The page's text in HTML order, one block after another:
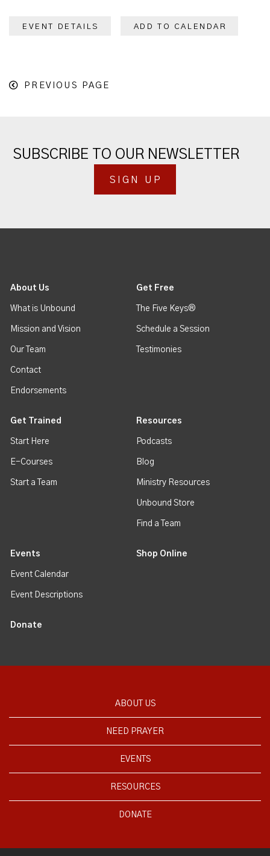
EVENT DETAILS ADD TO CALENDAR
PREVIOUS PAGE
SUBSCRIBE TO OUR NEWSLETTER
SIGN UP
About Us
What is Unbound
Mission and Vision
Our Team
Contact
Endorsements
Get Free
The Five Keys®
Schedule a Session
Testimonies
Get Trained
Start Here
E-Courses
Start a Team
Resources
Podcasts
Blog
Ministry Resources
Unbound Store
Find a Team
Events
Event Calendar
Event Descriptions
Shop Online
Donate
ABOUT US
NEED PRAYER
EVENTS
RESOURCES
DONATE